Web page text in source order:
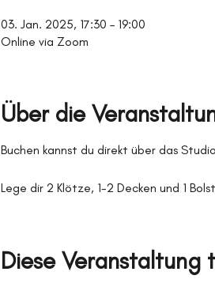
03. Jan. 2025, 17:30 – 19:00
Online via Zoom
Über die
Buchen kannst du direkt über das
Lege dir 2 Klötze, 1-2 Decken und 1
Diese Veranstaltung